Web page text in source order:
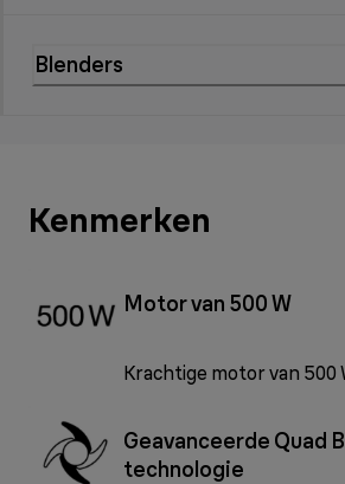
Blenders
Kenmerken
Motor van 500 W
Krachtige motor van 500
Geavanceerde Quad
technologie